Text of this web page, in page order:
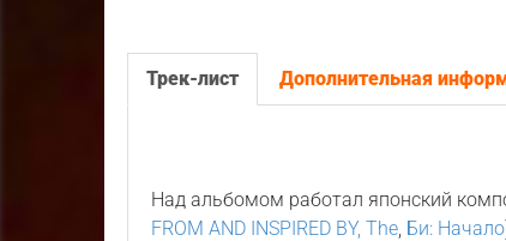
Трек-лист Дополнительная
Над альбомом работал японский
FROM AND INSPIRED BY, The, Би: Начало